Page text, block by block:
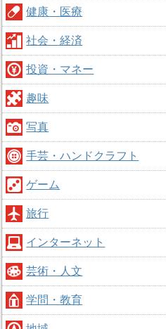
健康・医療
社会・経済
投資・マネー
趣味
写真
手芸・ハンドクラフト
ゲーム
旅行
インターネット
芸術・人文
学問・教育